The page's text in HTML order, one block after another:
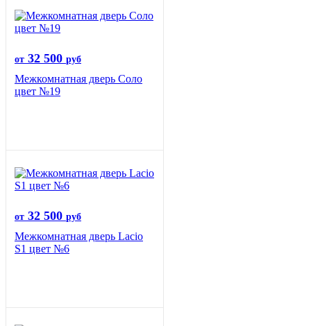
от 32 500 руб
Межкомнатная дверь Соло
цвет №19
от 32 500 руб
Межкомнатная дверь Lacio
S1 цвет №6